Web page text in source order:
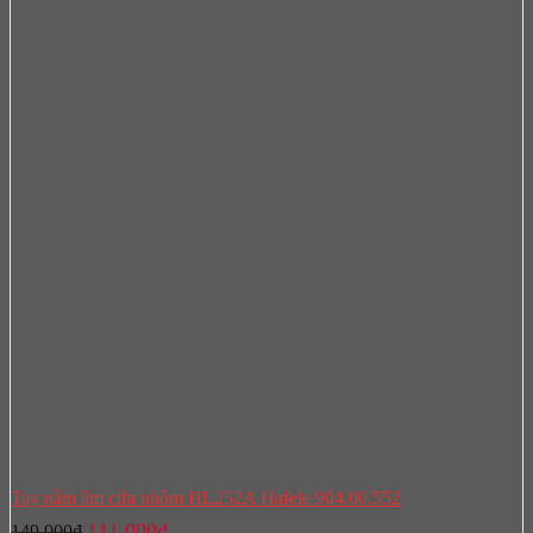
Tay nắm âm cửa nhôm HL252A Hafele 904.00.552
Giá
Giá